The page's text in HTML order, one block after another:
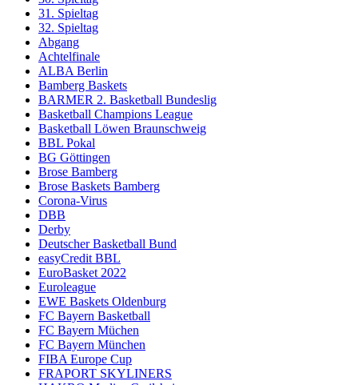
31. Spieltag
32. Spieltag
Abgang
Achtelfinale
ALBA Berlin
Bamberg Baskets
BARMER 2. Basketball Bundeslig
Basketball Champions League
Basketball Löwen Braunschweig
BBL Pokal
BG Göttingen
Brose Bamberg
Brose Baskets Bamberg
Corona-Virus
DBB
Derby
Deutscher Basketball Bund
easyCredit BBL
EuroBasket 2022
Euroleague
EWE Baskets Oldenburg
FC Bayern Basketball
FC Bayern Müchen
FC Bayern München
FIBA Europe Cup
FRAPORT SKYLINERS